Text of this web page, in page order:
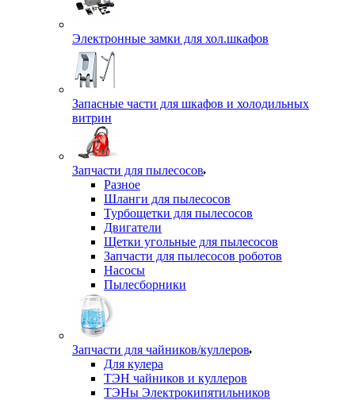
Электронные замки для хол.шкафов
Запасные части для шкафов и холодильных
витрин
Запчасти для пылесосов
Разное
Шланги для пылесосов
Турбощетки для пылесосов
Двигатели
Щетки угольные для пылесосов
Запчасти для пылесосов роботов
Насосы
Пылесборники
Запчасти для чайников/куллеров
Для кулера
ТЭН чайников и куллеров
ТЭНы Электрокипятильников